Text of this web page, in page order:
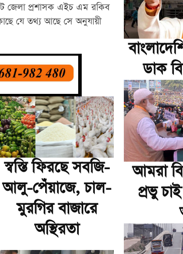
জেলা প্রশাসক এইচ এম রকিব
যে তথ্য আছে সে অনুযায়ী
স্বস্তি ফিরছে সবজি-
আলু-পেঁয়াজে, চাল-
মুরগির বাজারে
অস্থিরতা
ডাক
আমরা
প্রভু